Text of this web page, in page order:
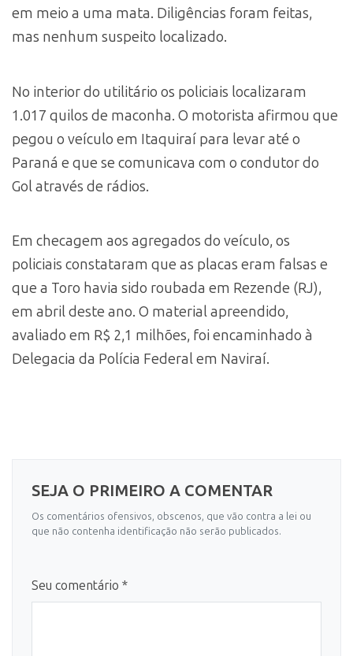
em meio a uma mata. Diligências foram feitas,
mas nenhum suspeito localizado.
No interior do utilitário os policiais localizaram
1.017 quilos de maconha. O motorista afirmou que
pegou o veículo em Itaquiraí para levar até o
Paraná e que se comunicava com o condutor do
Gol através de rádios.
Em checagem aos agregados do veículo, os
policiais constataram que as placas eram falsas e
que a Toro havia sido roubada em Rezende (RJ),
em abril deste ano. O material apreendido,
avaliado em R$ 2,1 milhões, foi encaminhado à
Delegacia da Polícia Federal em Naviraí.
SEJA O PRIMEIRO A COMENTAR
Os comentários ofensivos, obscenos, que vão contra a lei ou
que não contenha identificação não serão publicados.
Seu comentário *